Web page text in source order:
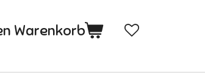
Warenkorb